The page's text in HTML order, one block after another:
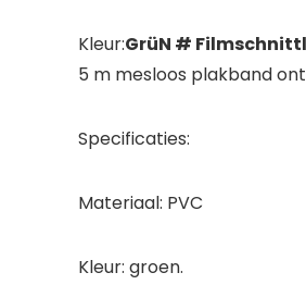
Kleur:GrüN #
5 m mesloos plakband
Specificaties:
Materiaal: PVC
Kleur: groen.